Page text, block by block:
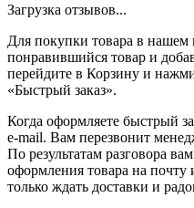
Загрузка отзывов...
Для покупки товара в нашем
понравившийся товар и
перейдите в Корзину и
«Быстрый заказ».
Когда оформляете быстрый
e-mail. Вам перезвонит
По результатам разговора
оформления товара на
только ждать доставки и